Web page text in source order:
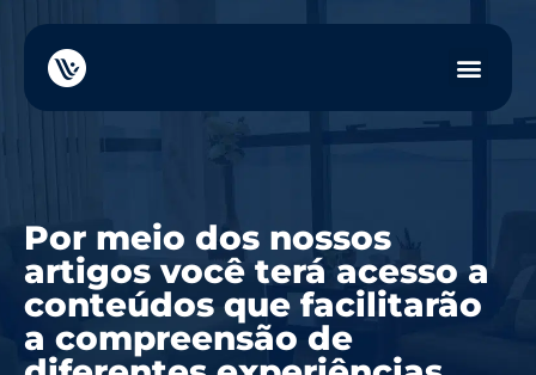
Por meio dos nossos
artigos você terá acesso a
conteúdos que facilitarão
a compreensão de